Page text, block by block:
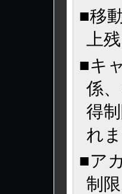
■移
上
■キ
係
得
れま
■ア
制